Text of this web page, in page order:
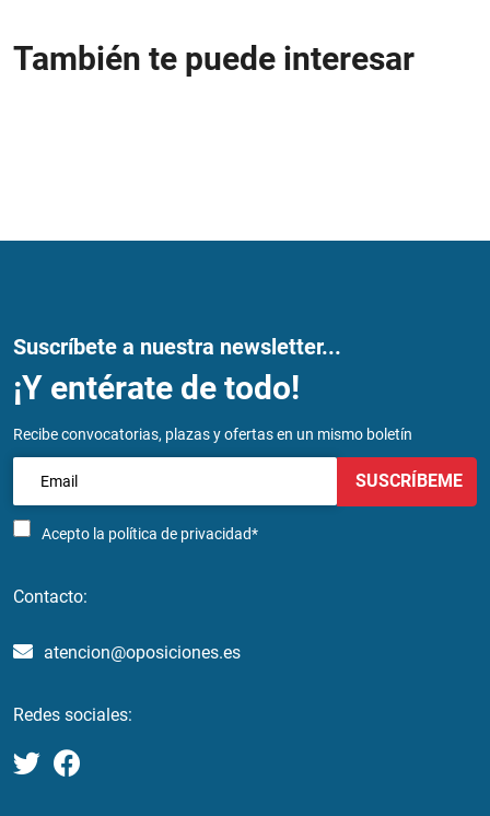
También te puede interesar
Suscríbete a nuestra newsletter...
¡Y entérate de todo!
Recibe convocatorias, plazas y ofertas en un mismo boletín
Acepto la política de privacidad*
SUSCRÍBEME
Contacto:
atencion@oposiciones.es
Redes sociales: